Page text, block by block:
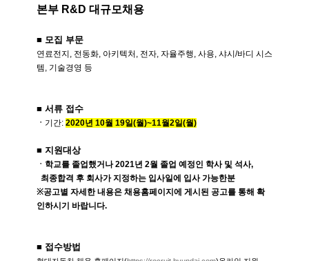
본부 R&D 대규모채용
■ 모집 부문
연료전지 , 전동화, 아키텍처 , 전자, 자율주행, 사용, 샤시 /바디 시스
템, 기술경영 등
■ 서류 접수
ㆍ 기간: 2020년 10월 19일(월)~11월2일(월)
■ 지원대상
ㆍ학교를 졸업했거나2021년 2월 졸업 예정인 학사 및 석사,
최종합격 후 회사가 지정하는 입사일에 입사 가능한분
※공고별 자세한 내용은 채용홈페이지에 게시된 공고를 통해 확
인하시기 바랍니다.
■ 접수방법